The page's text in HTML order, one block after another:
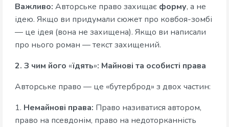
Важливо: Авторське право захищає форму, а не
ідею. Якщо ви придумали сюжет про ковбоя-зомбі
— це ідея (вона не захищена). Якщо ви написали
про нього роман — текст захищений.
2. З чим його «їдять»: Майнові та особисті права
Авторське право — це «бутерброд» з двох частин:
1. Немайнові права: Право називатися автором,
право на псевдонім, право на недоторканність